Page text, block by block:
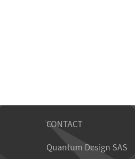
CONTACT
Quantum Design SAS